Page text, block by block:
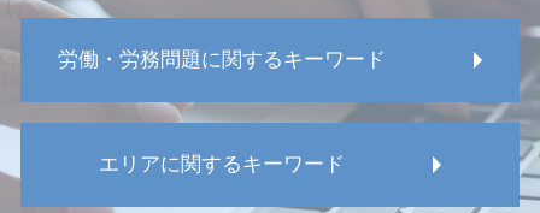
労働・労務問題に関するキーワード
労働 紛争
エリアに関するキーワード